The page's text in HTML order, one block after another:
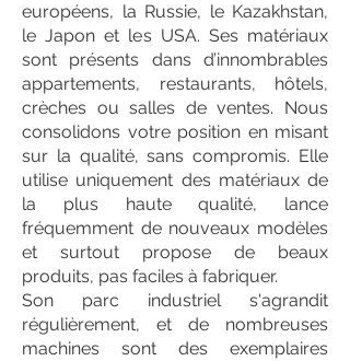
européens, la Russie, le Kazakhstan,
le Japon et les USA. Ses matériaux
sont présents dans d’innombrables
appartements, restaurants, hôtels,
crèches ou salles de ventes. Nous
consolidons votre position en misant
sur la qualité, sans compromis. Elle
utilise uniquement des matériaux de
la plus haute qualité, lance
fréquemment de nouveaux modèles
et surtout propose de beaux
produits, pas faciles à fabriquer.
Son parc industriel s'agrandit
régulièrement, et de nombreuses
machines sont des exemplaires